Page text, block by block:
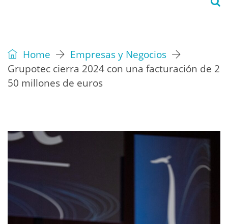
Home
Empresas y Negocios
Grupotec cierra 2024 con una facturación de 2
50 millones de euros